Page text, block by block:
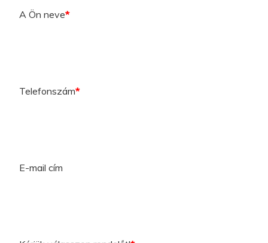
A Ön neve*
Telefonszám*
E-mail cím